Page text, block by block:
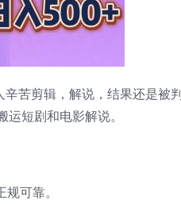
苦剪辑，解说，结果还是被
短剧和电影解说。
可靠。